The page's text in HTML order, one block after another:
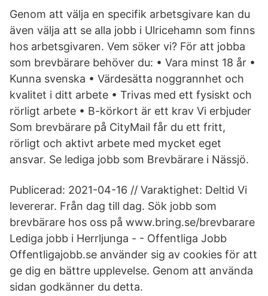
Genom att välja en specifik arbetsgivare kan du
även välja att se alla jobb i Ulricehamn som finns
hos arbetsgivaren. Vem söker vi? För att jobba
som brevbärare behöver du: • Vara minst 18 år •
Kunna svenska • Värdesätta noggrannhet och
kvalitet i ditt arbete • Trivas med ett fysiskt och
rörligt arbete • B-körkort är ett krav Vi erbjuder
Som brevbärare på CityMail får du ett fritt,
rörligt och aktivt arbete med mycket eget
ansvar. Se lediga jobb som Brevbärare i Nässjö.
Publicerad: 2021-04-16 // Varaktighet: Deltid Vi
levererar. Från dag till dag. Sök jobb som
brevbärare hos oss på www.bring.se/brevbarare
Lediga jobb i Herrljunga - - Offentliga Jobb
Offentligajobb.se använder sig av cookies för att
ge dig en bättre upplevelse. Genom att använda
sidan godkänner du detta.